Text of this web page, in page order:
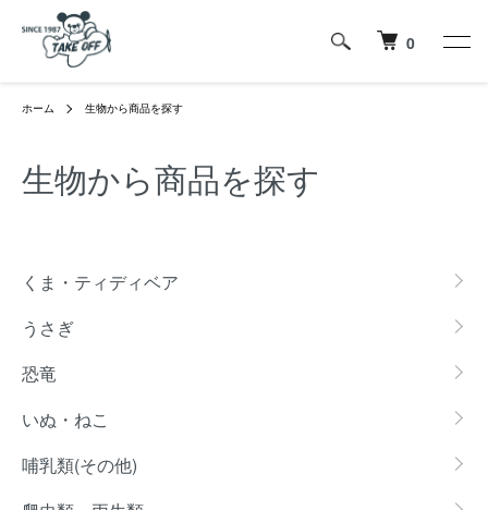
0
ホーム 生物から商品を探す
生物から商品を探す
くま・ティディベア
うさぎ
恐竜
いぬ・ねこ
哺乳類(その他)